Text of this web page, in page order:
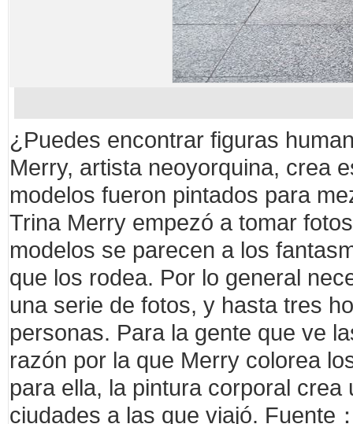
¿Puedes encontrar figuras
Merry, artista neoyorquina, crea
modelos fueron pintados para
Trina Merry empezó a tomar
modelos se parecen a los
que los rodea. Por lo general
una serie de fotos, y hasta tres
personas. Para la gente que ve
razón por la que Merry colorea
para ella, la pintura corporal crea
ciudades a las que viajó. Fuente